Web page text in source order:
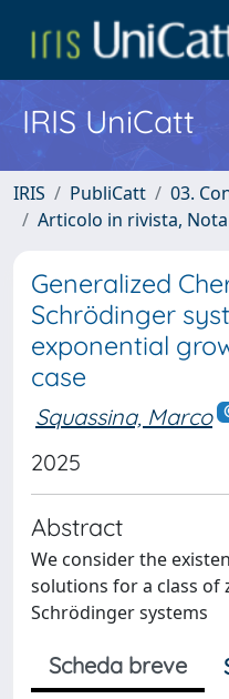
IRIS UniCatt
IRIS PubliCatt
03.
Articolo in rivista,
Generalized
Schrödinger
exponential
case
Squassina, Marco
2025
Abstract
We consider the
solutions for a class of
Schrödinger systems
Scheda breve